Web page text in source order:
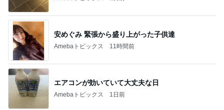
安めぐみ 緊張から盛り上がった子供達
Amebaトピックス 11時間前
エアコンが効いていて大丈夫な日
Amebaトピックス 1日前